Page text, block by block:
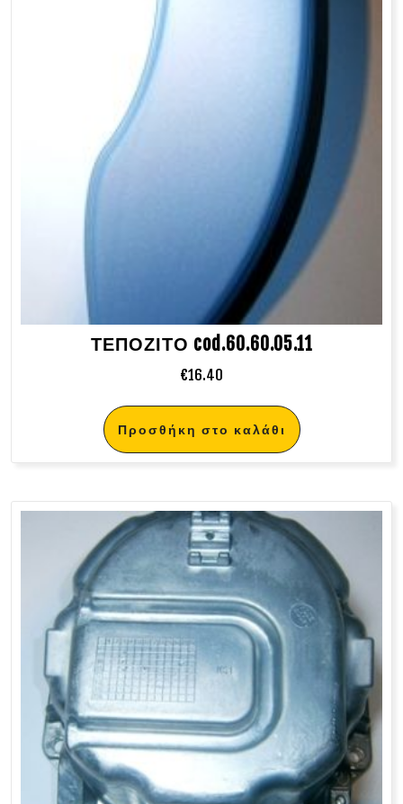
ΤΕΠΟΖΙΤΟ cod.60.60.05.11
€16.40
Προσθήκη στο καλάθι